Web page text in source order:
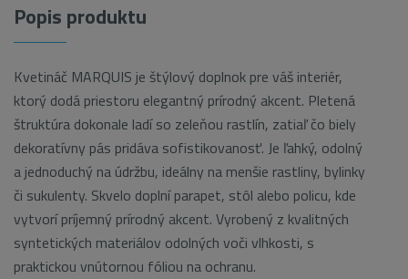
Popis produktu
Kvetináč MARQUIS je štýlový doplnok pre váš interiér,
ktorý dodá priestoru elegantný prírodný akcent. Pletená
štruktúra dokonale ladí so zeleňou rastlín, zatiaľ čo biely
dekoratívny pás pridáva sofistikovanosť. Je ľahký, odolný
a jednoduchý na údržbu, ideálny na menšie rastliny, bylinky
či sukulenty. Skvelo doplní parapet, stôl alebo policu, kde
vytvorí príjemný prírodný akcent. Vyrobený z kvalitných
syntetických materiálov odolných voči vlhkosti, s
praktickou vnútornou fóliou na ochranu.